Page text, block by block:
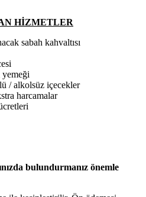
HİZMETLER
sabah kahvaltısı
yemeği
/ alkolsüz içecekler
harcamalar
bulundurmanız önemle